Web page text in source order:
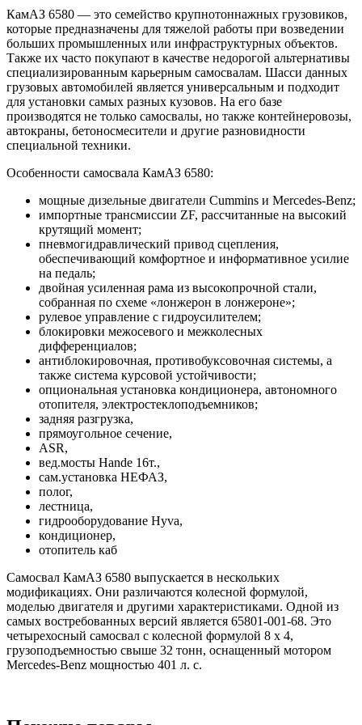
КамАЗ 6580 — это семейство крупнотоннажных грузовиков,
которые предназначены для тяжелой работы при возведении
больших промышленных или инфраструктурных объектов.
Также их часто покупают в качестве недорогой альтернативы
специализированным карьерным самосвалам. Шасси данных
грузовых автомобилей является универсальным и подходит
для установки самых разных кузовов. На его базе
производятся не только самосвалы, но также контейнеровозы,
автокраны, бетоносмесители и другие разновидности
специальной техники.
Особенности самосвала КамАЗ 6580:
мощные дизельные двигатели Cummins и Mercedes-Benz;
импортные трансмиссии ZF, рассчитанные на высокий
крутящий момент;
пневмогидравлический привод сцепления,
обеспечивающий комфортное и информативное усилие
на педаль;
двойная усиленная рама из высокопрочной стали,
собранная по схеме «лонжерон в лонжероне»;
рулевое управление с гидроусилителем;
блокировки межосевого и межколесных
дифференциалов;
антиблокировочная, противобуксовочная системы, а
также система курсовой устойчивости;
опциональная установка кондиционера, автономного
отопителя, электростеклоподъемников;
задняя разгрузка,
прямоугольное сечение,
ASR,
вед.мосты Hande 16т.,
сам.установка НЕФАЗ,
полог,
лестница,
гидрооборудование Hyva,
кондиционер,
отопитель каб
Самосвал КамАЗ 6580 выпускается в нескольких
модификациях. Они различаются колесной формулой,
моделью двигателя и другими характеристиками. Одной из
самых востребованных версий является 65801-001-68. Это
четырехосный самосвал с колесной формулой 8 х 4,
грузоподъемностью свыше 32 тонн, оснащенный мотором
Mercedes-Benz мощностью 401 л. с.